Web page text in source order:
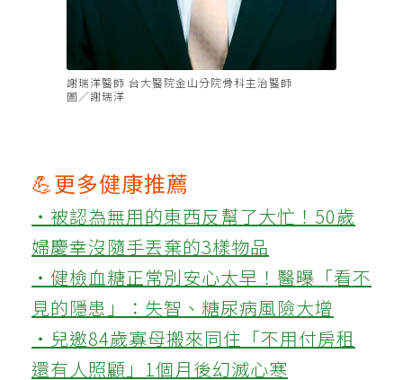
謝瑞洋醫師 台大醫院金山分院骨科主治醫師
圖／謝瑞洋
💪更多健康推薦
‧被認為無用的東西反幫了大忙！50歲
婦慶幸沒隨手丟棄的3樣物品
‧健檢血糖正常別安心太早！醫曝「看不
見的隱患」：失智、糖尿病風險大增
‧兒邀84歲寡母搬來同住「不用付房租
還有人照顧」1個月後幻滅心寒